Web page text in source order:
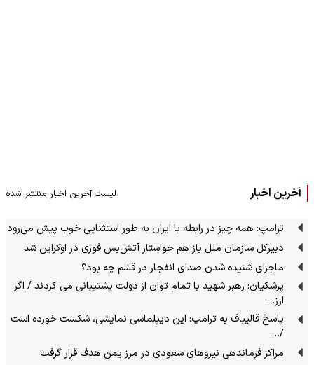
آخرین اخبار لیست آخرین اخبار منتشر شده
ترامپ: همه چیز در رابطه با ایران به طور استثنایی خوب پیش می‌رود
دبیرکل سازمان ملل باز هم خواستار آتش‌بس فوری در اوکراین شد
ماجرای شنیده شدن صدای انفجار در قشم چه بود؟
پزشکیان: رهبر شهید با تمام توان از دولت پشتیبانی می کردند / اگر
ارز…
پاسخ قالیباف به ترامپ: این دیپلماسی نمایشی، شکست خورده است
/…
مراکز فرماندهی نیروهای سعودی در مرز یمن هدف قرار گرفت